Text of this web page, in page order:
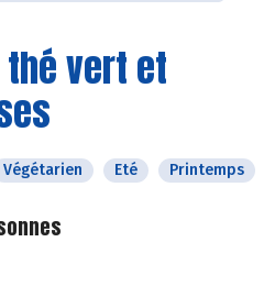
vert et
Végétarien Eté Printemps